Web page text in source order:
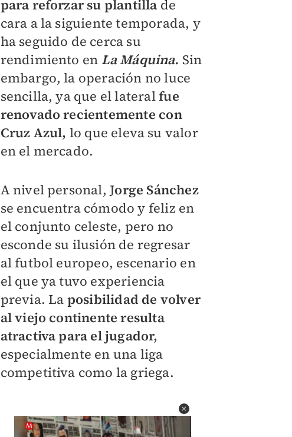
para reforzar su plantilla de
cara a la siguiente temporada, y
ha seguido de cerca su
rendimiento en La Máquina. Sin
embargo, la operación no luce
sencilla, ya que el lateralfue
renovado recientemente con
Cruz Azul, lo que eleva su valor
en el mercado.
A nivel personal, Jorge Sánchez
se encuentra cómodo y feliz en
el conjunto celeste, pero no
esconde su ilusión de regresar
al futbol europeo, escenario en
el que ya tuvo experiencia
previa. La posibilidad de volver
al viejo continente resulta
atractiva para el jugador,
especialmente en una liga
competitiva como la griega.